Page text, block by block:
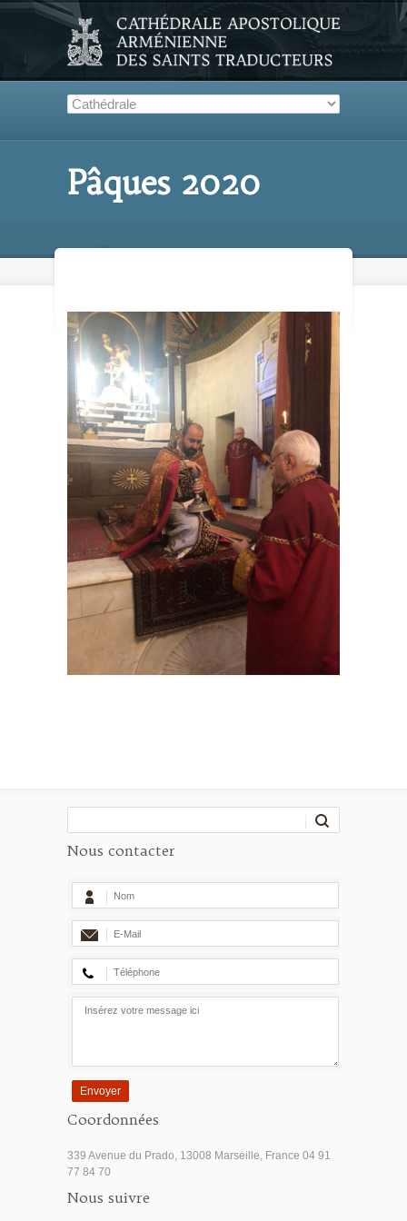
Pâques 2020
Nous contacter
Envoyer
Coordonnées
339 Avenue du Prado, 13008 Marseille, France 04 91
77 84 70
Nous suivre